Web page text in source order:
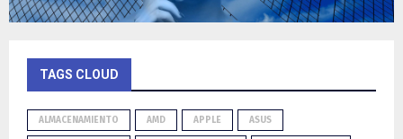
TAGS CLOUD
ALMACENAMIENTO AMD APPLE ASUS